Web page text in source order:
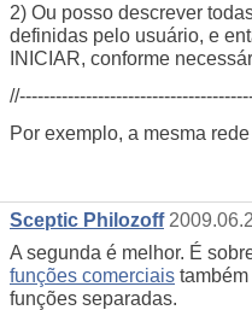
2) Ou posso descrever
definidas pelo usuário, e
INICIAR, conforme
Por exemplo, a mesma
Sceptic Philozoff
A segunda é melhor. É
funções comerciais
funções separadas.